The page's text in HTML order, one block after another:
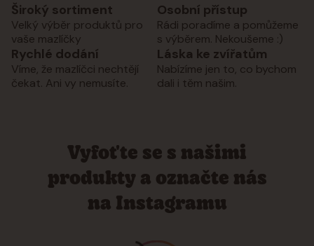
Široký sortiment
Velký výběr produktů pro
vaše mazlíčky
Osobní přístup
Rádi poradíme a pomůžeme
s výběrem. Nekoušeme :)
Rychlé dodání
Víme, že mazlíčci nechtějí
čekat. Ani vy nemusíte.
Láska ke zvířatům
Nabízíme jen to, co bychom
dali i těm našim.
Vyfoťte se s našimi
produkty a označte nás
na Instagramu